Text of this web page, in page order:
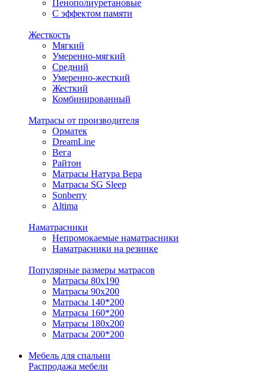
Пенополиуретановые
С эффектом памяти
Жесткость
Мягкий
Умеренно-мягкий
Средний
Умеренно-жесткий
Жесткий
Комбинированный
Матрасы от производителя
Орматек
DreamLine
Вега
Райтон
Матрасы Натура Вера
Матрасы SG Sleep
Sonberry
Altima
Наматрасники
Непромокаемые наматрасники
Наматрасники на резинке
Популярные размеры матрасов
Матрасы 80x190
Матрасы 90x200
Матрасы 140*200
Матрасы 160*200
Матрасы 180x200
Матрасы 200*200
Мебель для спальни
Распродажа мебели